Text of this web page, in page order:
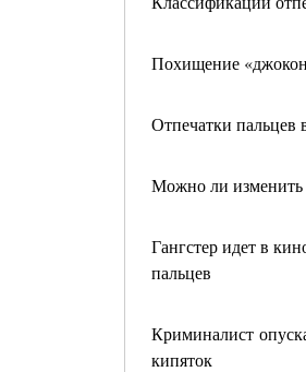
Похищение
Отпечатки пальцев
Можно ли изменить
Гангстер идет в
пальцев
Криминалист
кипяток